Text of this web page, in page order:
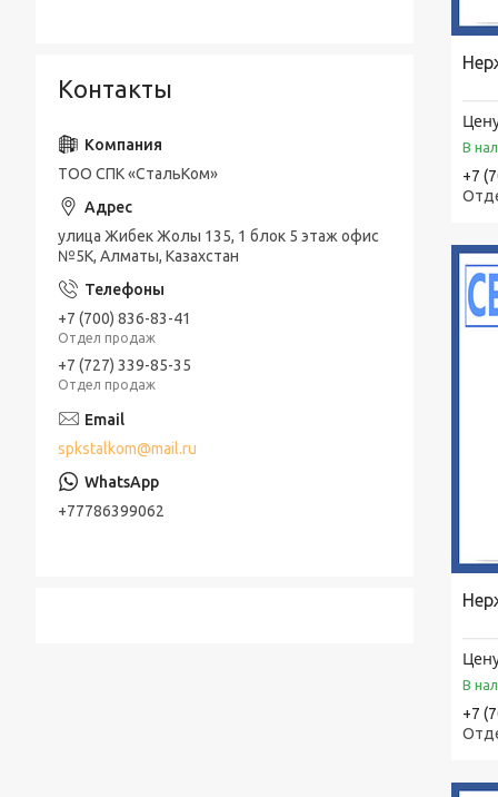
В
+7
В
+7
Контакты
ТОО СПК «СтальКом»
улица Жибек Жолы 135, 1 блок 5 этаж офис
№5К, Алматы, Казахстан
+7 (700) 836-83-41
Отдел продаж
+7 (727) 339-85-35
Отдел продаж
spkstalkom@mail.ru
+77786399062